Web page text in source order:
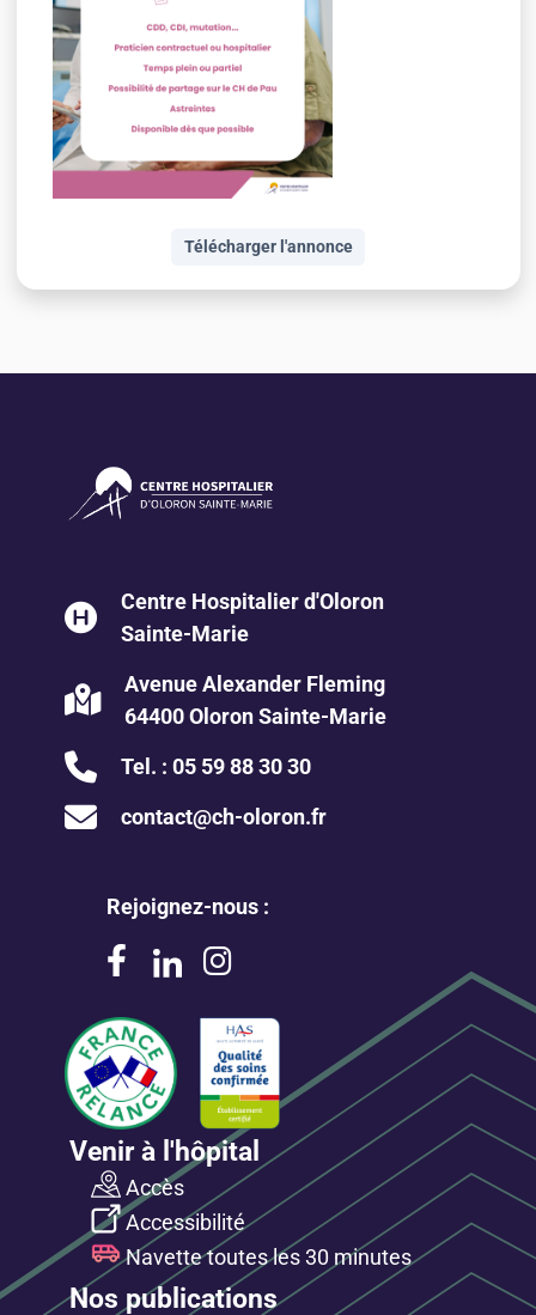
Télécharger l'annonce
Centre Hospitalier d'Oloron
Sainte-Marie
Avenue Alexander Fleming
64400 Oloron Sainte-Marie
Tel. : 05 59 88 30 30
contact@ch-oloron.fr
Rejoignez-nous :
Venir à l'hôpital
Accès
Accessibilité
Navette toutes les 30 minutes
Nos publications